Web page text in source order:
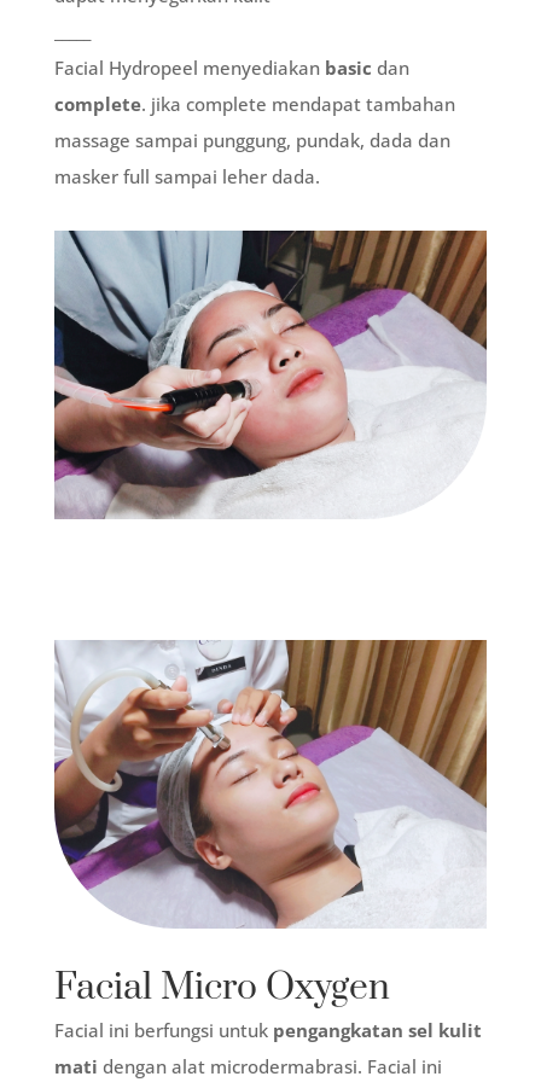
Facial Hydropeel menyediakan basic dan
complete. jika complete mendapat tambahan
massage sampai punggung, pundak, dada dan
masker full sampai leher dada.
Facial Micro Oxygen
Facial ini berfungsi untuk pengangkatan sel kulit
mati dengan alat microdermabrasi. Facial ini